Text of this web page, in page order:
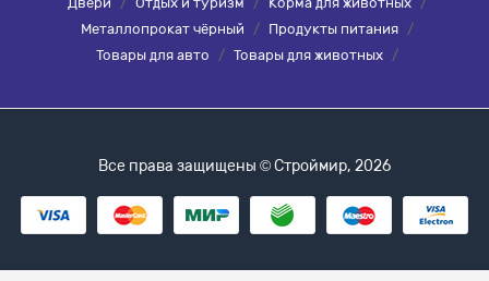
Металлопрокат чёрный
/ Продукты питания /
Товары для авто
/ Товары для животных /
Все права защищены © Строймир, 2026